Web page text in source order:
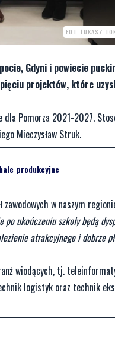
FOT. ŁUKASZ
Gdyni i powiecie
projektów, które
Pomorza 2021-2027.
Mieczysław Struk.
produkcyjne
w naszym
ukończeniu szkoły będą
atrakcyjnego i dobrze
wiodących, tj.
logistyk oraz technik